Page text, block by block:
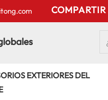
EXTERIORES DEL